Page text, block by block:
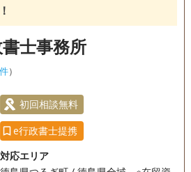
士事務所
）
初回相談無料
e行政書士提携
対応エリア